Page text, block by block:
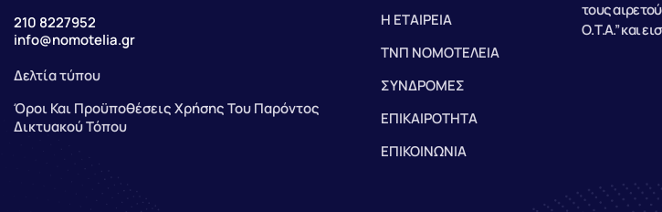
210 8227952
info@nomotelia.gr
Δελτία τύπου
Όροι Και Προϋποθέσεις Χρήσης Του Παρόντος
Δικτυακού Τόπου
Η ΕΤΑΙΡΕΙΑ
ΤΝΠ ΝΟΜΟΤΕΛΕΙΑ
ΣΥΝΔΡΟΜΕΣ
ΕΠΙΚΑΙΡΟΤΗΤΑ
ΕΠΙΚΟΙΝΩΝΙΑ
τους
Ο.Τ.Α.” και